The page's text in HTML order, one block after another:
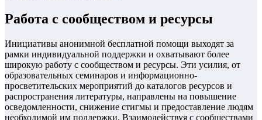
Работа с сообществом и ресурсы
Инициативы анонимной бесплатной помощи выходят за
рамки индивидуальной поддержки и охватывают более
широкую работу с сообществом и ресурсы. Эти усилия, от
образовательных семинаров и информационно-
просветительских мероприятий до каталогов ресурсов и
распространения литературы, направлены на повышение
осведомленности, снижение стигмы и предоставление людям
необходимой им поддержки. Взаимодействуя с сообществами